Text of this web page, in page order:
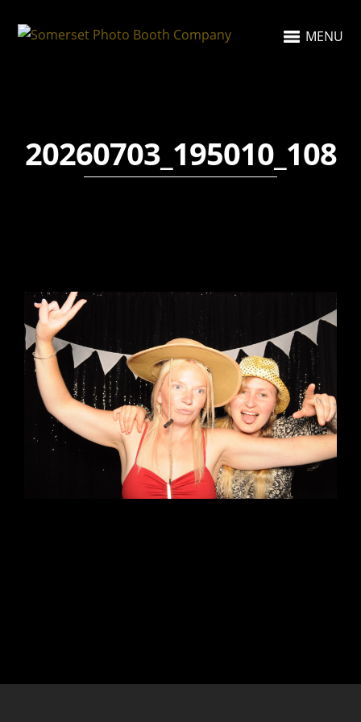
MENU
20260703_195010_108